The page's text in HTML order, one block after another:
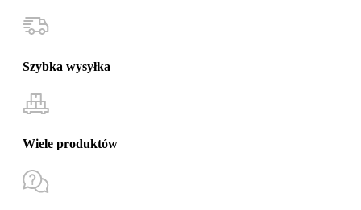
Szybka wysyłka
Wiele produktów